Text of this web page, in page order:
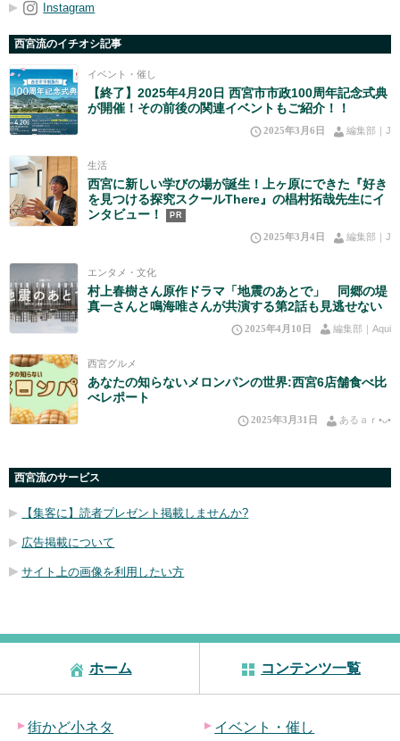
Instagram
西宮流のイチオシ記事
イベント・催し
【終了】2025年4月20日 西宮市市政100周年記念式典
が開催！その前後の関連イベントもご紹介！！
2025年3月6日 編集部｜J
生活
西宮に新しい学びの場が誕生！上ヶ原にできた『好き
を見つける探究スクールThere』の椙村拓哉先生にイ
ンタビュー！
PR
2025年3月4日 編集部｜J
エンタメ・文化
村上春樹さん原作ドラマ「地震のあとで」 同郷の堤
真一さんと鳴海唯さんが共演する第2話も見逃せない
2025年4月10日 編集部｜Aqui
西宮グルメ
あなたの知らないメロンパンの世界:西宮6店舗食べ比
べレポート
2025年3月31日 あるａｒ•⁠ᴗ⁠•⁠
西宮流のサービス
【集客に】読者プレゼント掲載しませんか?
広告掲載について
サイト上の画像を利用したい方
ホーム コンテンツ一覧
街かど小ネタ イベント・催し